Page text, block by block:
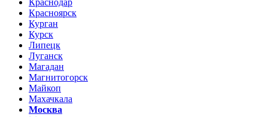
Краснодар
Красноярск
Курган
Курск
Липецк
Луганск
Магадан
Магнитогорск
Майкоп
Махачкала
Москва